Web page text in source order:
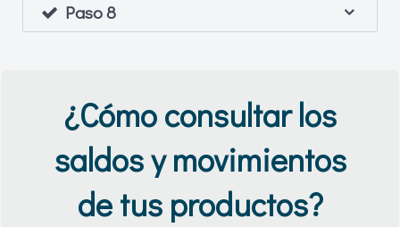
Paso 8
¿Cómo consultar los
saldos y movimientos
de tus productos?